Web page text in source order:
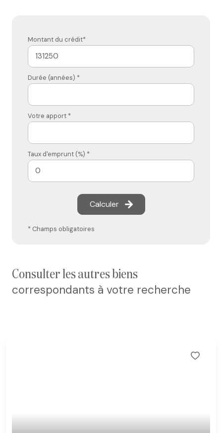
Montant du crédit*
Durée (années) *
Votre apport *
Taux d'emprunt (%) *
Calculer
* Champs obligatoires
consulter les autres biens
correspondants à votre recherche